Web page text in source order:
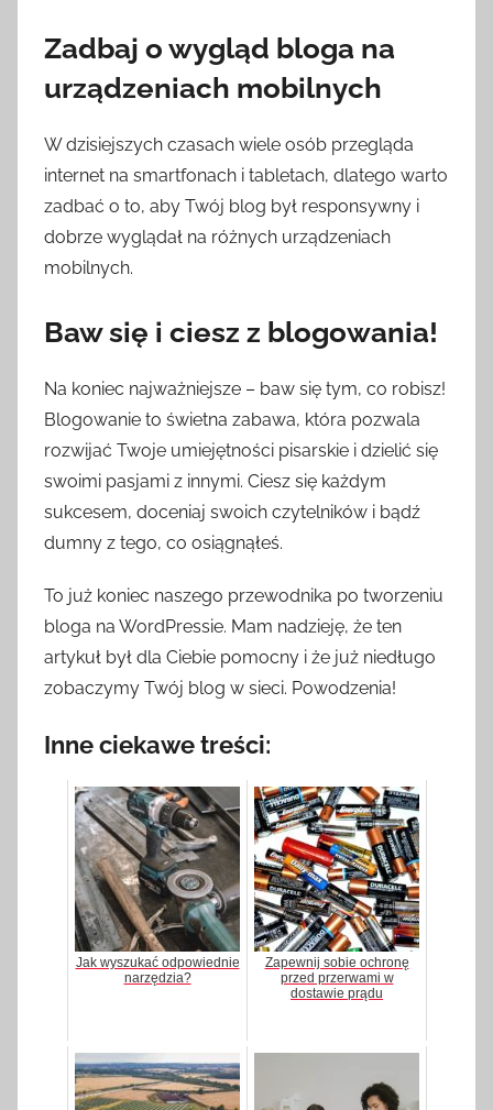
Zadbaj o wygląd bloga na
urządzeniach mobilnych
W dzisiejszych czasach wiele osób przegląda
internet na smartfonach i tabletach, dlatego warto
zadbać o to, aby Twój blog był responsywny i
dobrze wyglądał na różnych urządzeniach
mobilnych.
Baw się i ciesz z blogowania!
Na koniec najważniejsze – baw się tym, co robisz!
Blogowanie to świetna zabawa, która pozwala
rozwijać Twoje umiejętności pisarskie i dzielić się
swoimi pasjami z innymi. Ciesz się każdym
sukcesem, doceniaj swoich czytelników i bądź
dumny z tego, co osiągnąłeś.
To już koniec naszego przewodnika po tworzeniu
bloga na WordPressie. Mam nadzieję, że ten
artykuł był dla Ciebie pomocny i że już niedługo
zobaczymy Twój blog w sieci. Powodzenia!
Inne ciekawe treści:
Jak wyszukać odpowiednie
narzędzia?
Zapewnij sobie ochronę
przed przerwami w
dostawie prądu